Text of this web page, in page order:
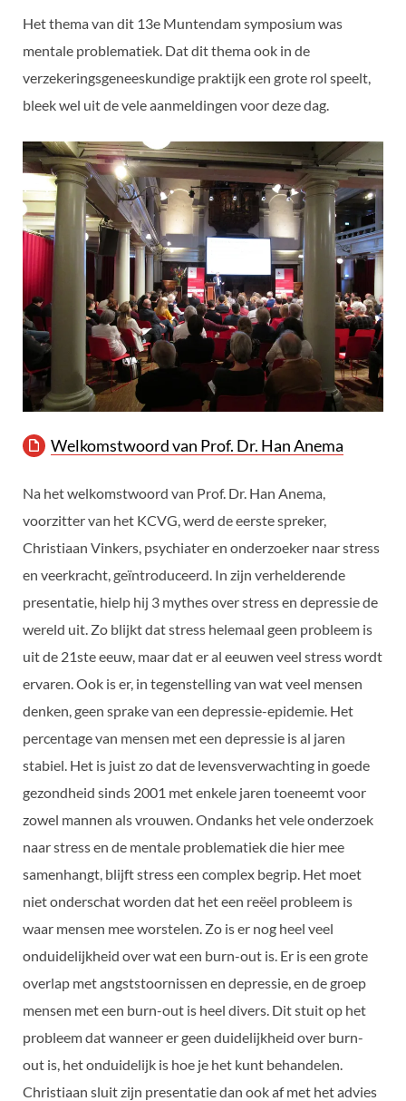
Het thema van dit 13e Muntendam symposium was
mentale problematiek. Dat dit thema ook in de
verzekeringsgeneeskundige praktijk een grote rol speelt,
bleek wel uit de vele aanmeldingen voor deze dag.
Welkomstwoord van Prof. Dr. Han Anema
Na het welkomstwoord van Prof. Dr. Han Anema,
voorzitter van het KCVG, werd de eerste spreker,
Christiaan Vinkers, psychiater en onderzoeker naar stress
en veerkracht, geïntroduceerd. In zijn verhelderende
presentatie, hielp hij 3 mythes over stress en depressie de
wereld uit. Zo blijkt dat stress helemaal geen probleem is
uit de 21ste eeuw, maar dat er al eeuwen veel stress wordt
ervaren. Ook is er, in tegenstelling van wat veel mensen
denken, geen sprake van een depressie-epidemie. Het
percentage van mensen met een depressie is al jaren
stabiel. Het is juist zo dat de levensverwachting in goede
gezondheid sinds 2001 met enkele jaren toeneemt voor
zowel mannen als vrouwen. Ondanks het vele onderzoek
naar stress en de mentale problematiek die hier mee
samenhangt, blijft stress een complex begrip. Het moet
niet onderschat worden dat het een reëel probleem is
waar mensen mee worstelen. Zo is er nog heel veel
onduidelijkheid over wat een burn-out is. Er is een grote
overlap met angststoornissen en depressie, en de groep
mensen met een burn-out is heel divers. Dit stuit op het
probleem dat wanneer er geen duidelijkheid over burn-
out is, het onduidelijk is hoe je het kunt behandelen.
Christiaan sluit zijn presentatie dan ook af met het advies